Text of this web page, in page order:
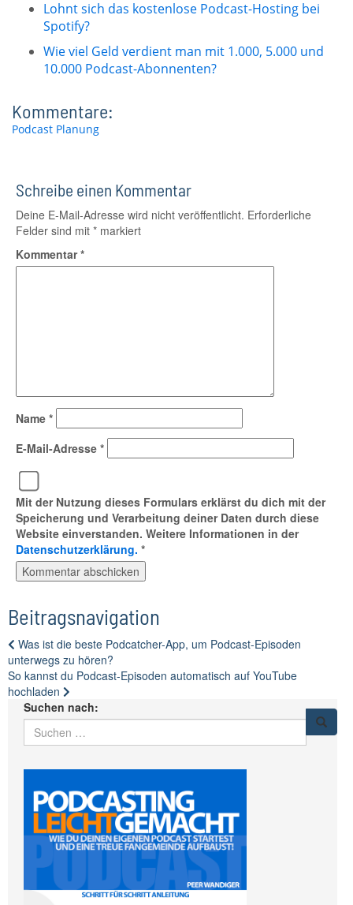
Lohnt sich das kostenlose Podcast-Hosting bei
Spotify?
Wie viel Geld verdient man mit 1.000, 5.000 und
10.000 Podcast-Abonnenten?
Kommentare:
Podcast Planung
Schreibe einen Kommentar
Deine E-Mail-Adresse wird nicht veröffentlicht. Erforderliche
Felder sind mit * markiert
Kommentar*
Name *
E-Mail-Adresse *
Mit der Nutzung dieses Formulars erklärst du dich mit der
Speicherung und Verarbeitung deiner Daten durch diese
Website einverstanden. Weitere Informationen in der
Datenschutzerklärung. *
Beitragsnavigation
Was ist die beste Podcatcher-App, um Podcast-Episoden
unterwegs zu hören?
So kannst du Podcast-Episoden automatisch auf YouTube
hochladen
Suchen nach: